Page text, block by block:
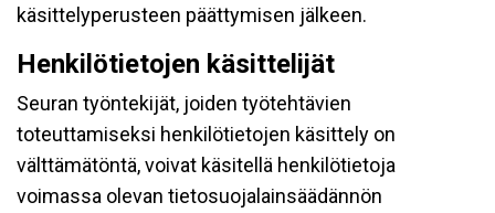
käsittelyperusteen päättymisen jälkeen.
Henkilötietojen käsittelijät
Seuran työntekijät, joiden työtehtävien
toteuttamiseksi henkilötietojen käsittely on
välttämätöntä, voivat käsitellä henkilötietoja
voimassa olevan tietosuojalainsäädännön